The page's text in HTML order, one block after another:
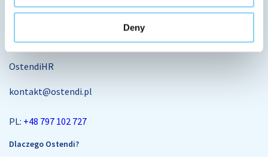
Deny
OstendiHR
kontakt@ostendi.pl
PL: +48 797 102 727
Dlaczego Ostendi?